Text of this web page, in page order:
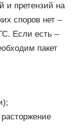
и претензий на
споров нет –
Если есть –
пакет